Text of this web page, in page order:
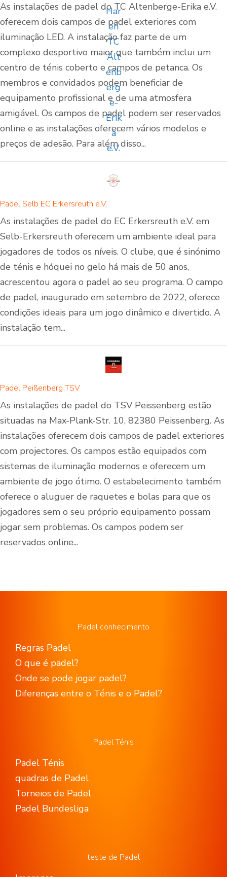
As instalações de padel do TC Altenberge-Erika e.V.
oferecem dois campos de padel exteriores com
iluminação LED. A instalação faz parte de um
complexo desportivo maior que também inclui um
centro de ténis coberto e campos de petanca. Os
membros e convidados podem beneficiar de
equipamento profissional e de uma atmosfera
amigável. Os campos de padel podem ser reservados
online e as instalações oferecem vários modelos e
preços de adesão. Para além disso...
Padel Selb EC Erkersreuth e.V.
As instalações de padel do EC Erkersreuth e.V. em
Selb-Erkersreuth oferecem um ambiente ideal para
jogadores de todos os níveis. O clube, que é sinónimo
de ténis e hóquei no gelo há mais de 50 anos,
acrescentou agora o padel ao seu programa. O campo
de padel, inaugurado em setembro de 2022, oferece
condições ideais para um jogo dinâmico e divertido. A
instalação tem...
Padel Peißenberg TSV
As instalações de padel do TSV Peissenberg estão
situadas na Max-Plank-Str. 10, 82380 Peissenberg. As
instalações oferecem dois campos de padel exteriores
com projectores. Os campos estão equipados com
sistemas de iluminação modernos e oferecem um
ambiente de jogo ótimo. O estabelecimento também
oferece o aluguer de raquetes e bolas para que os
jogadores sem o seu próprio equipamento possam
jogar sem problemas. Os campos podem ser
reservados online...
Padel conhecimento
Regras Padel
O que é padel?
Onde se pode jogar padel?
Diferenças entre o Ténis e o Padel?
Padel Ténis
Padel Ténis
quadras de Padel
Torneios de Padel
Padel Bundesliga
teste de Padel